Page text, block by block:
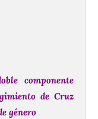
componente
de Cruz
género